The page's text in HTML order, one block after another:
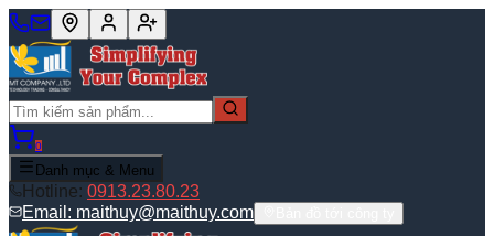
0
Danh mục & Menu
Hotline: 0913.23.80.23
Email: maithuy@maithuy.com